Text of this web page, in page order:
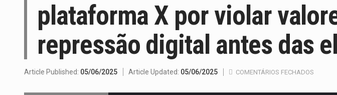
plataforma X por violar
repressão digital antes das
Article Published: 05/06/2025 Article Updated: 05/06/2025 COMENTÁRIOS FECHADOS